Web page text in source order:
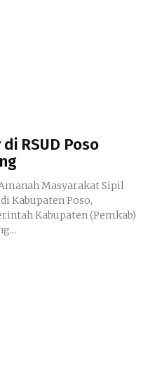
RSUD Poso
Amanah Masyarakat Sipil
Kabupaten Poso,
Kabupaten (Pemkab)